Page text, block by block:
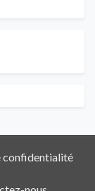
confidentialité